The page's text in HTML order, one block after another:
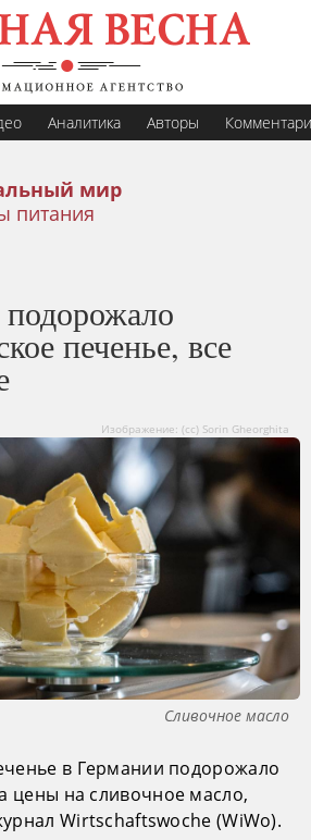
Аналитика Авторы
мир
питания
печенье, все
Изображение: (сс) Sorin Gheorghita
Сливочное масло
в Германии подорожало
цены на сливочное масло,
Wirtschaftswoche (WiWo).